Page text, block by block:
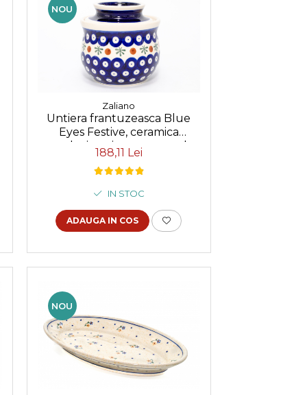
NOU
Zaliano
Untiera frantuzeasca Blue
Eyes Festive, ceramica
smaltuita, pictata manual,
11,0x11,0 cm
188,11 Lei
IN STOC
ADAUGA IN COS
NOU